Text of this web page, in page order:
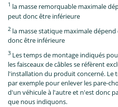
1 la masse remorquable maximale
peut donc être inférieure
2 la masse statique maximale
donc être inférieure
3 Les temps de montage indiqués
les faisceaux de câbles se réfèrent
l'installation du produit concerné. Le
par exemple pour enlever les pare-
d'un véhicule à l'autre et n'est donc
que nous indiquons.